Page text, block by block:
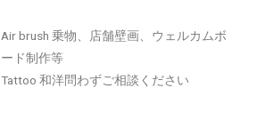
Air brush 乗物、店舗壁画、ウェルカムボ
ード制作等
Tattoo 和洋問わずご相談ください